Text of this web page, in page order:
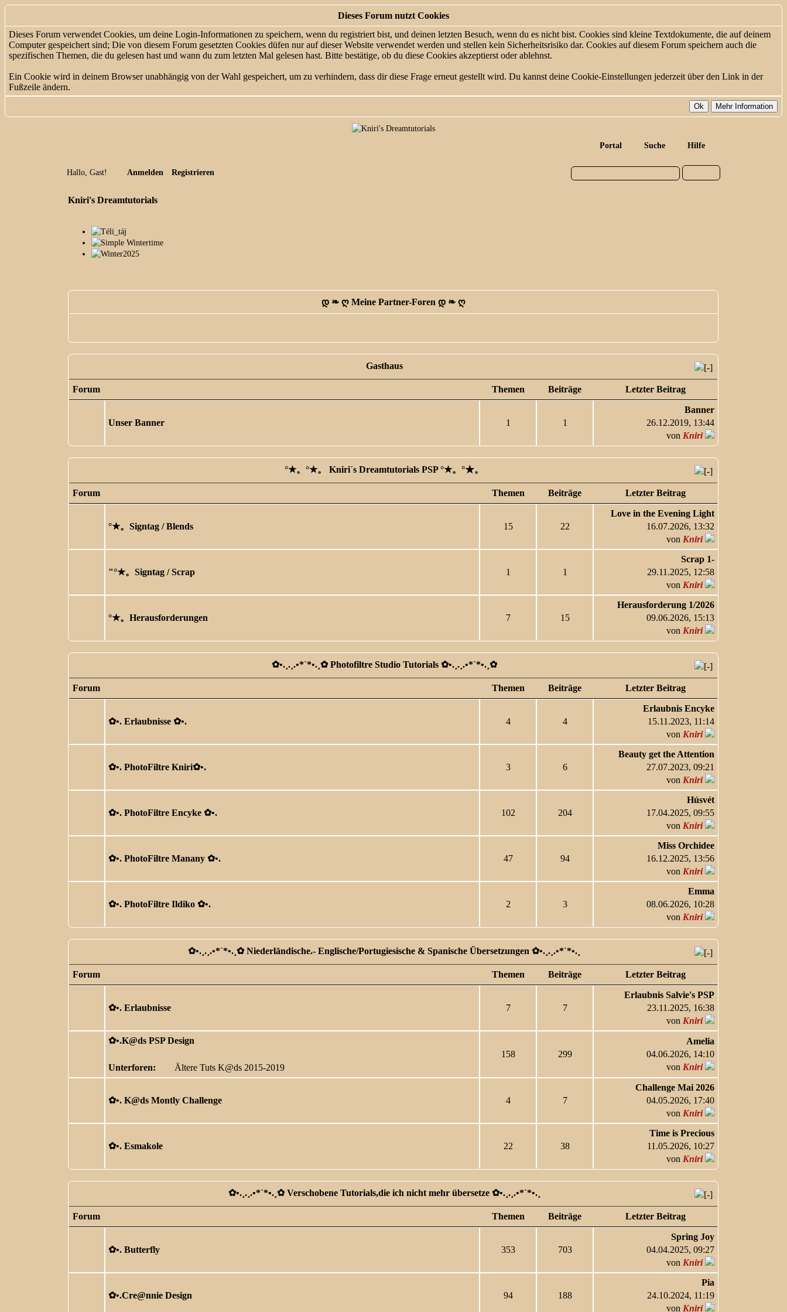
Dieses Forum nutzt Cookies
Dieses Forum verwendet Cookies, um deine Login-Informationen zu speichern, wenn du registriert bist, und deinen letzten Besuch, wenn du es nicht bist. Cookies sind kleine Textdokumente, die auf deinem
Computer gespeichert sind; Die von diesem Forum gesetzten Cookies düfen nur auf dieser Website verwendet werden und stellen kein Sicherheitsrisiko dar. Cookies auf diesem Forum speichern auch die
spezifischen Themen, die du gelesen hast und wann du zum letzten Mal gelesen hast. Bitte bestätige, ob du diese Cookies akzeptierst oder ablehnst.
Ein Cookie wird in deinem Browser unabhängig von der Wahl gespeichert, um zu verhindern, dass dir diese Frage erneut gestellt wird. Du kannst deine Cookie-Einstellungen jederzeit über den Link in der
Fußzeile ändern.
Portal Suche Hilfe
Hallo, Gast! Anmelden Registrieren
Kniri's Dreamtutorials
დ ❧ ღ Meine Partner-Foren დ ❧ ღ
Gasthaus
Forum Themen Beiträge Letzter Beitrag
Unser Banner 1 1
Banner
26.12.2019, 13:44
von Kniri
°★。°★。 Kniri´s Dreamtutorials PSP °★。°★。
Forum Themen Beiträge Letzter Beitrag
°★。Signtag / Blends 15 22
Love in the Evening Light
16.07.2026, 13:32
von Kniri
"°★。Signtag / Scrap 1 1
Scrap 1-
29.11.2025, 12:58
von Kniri
°★。Herausforderungen 7 15
Herausforderung 1/2026
09.06.2026, 15:13
von Kniri
✿ •.¸.¸.•*`*•.¸✿ Photofiltre Studio Tutorials ✿ •.¸.¸.•*`*•.¸✿
Forum Themen Beiträge Letzter Beitrag
✿ •. Erlaubnisse ✿ •. 4 4
Erlaubnis Encyke
15.11.2023, 11:14
von Kniri
✿ •. PhotoFiltre Kniri✿ •. 3 6
Beauty get the Attention
27.07.2023, 09:21
von Kniri
✿ •. PhotoFiltre Encyke ✿ •. 102 204
Húsvét
17.04.2025, 09:55
von Kniri
✿ •. PhotoFiltre Manany ✿ •. 47 94
Miss Orchidee
16.12.2025, 13:56
von Kniri
✿ •. PhotoFiltre Ildiko ✿ •. 2 3
Emma
08.06.2026, 10:28
von Kniri
✿ •.¸.¸.•*`*•.¸✿ Niederländische.- Englische/Portugiesische & Spanische Übersetzungen ✿ •.¸.¸.•*`*•.¸
Forum Themen Beiträge Letzter Beitrag
✿ •. Erlaubnisse 7 7
Erlaubnis Salvie's PSP
23.11.2025, 16:38
von Kniri
✿ •.K@ds PSP Design
Unterforen: Ältere Tuts K@ds 2015-2019
158 299
Amelia
04.06.2026, 14:10
von Kniri
✿ •. K@ds Montly Challenge 4 7
Challenge Mai 2026
04.05.2026, 17:40
von Kniri
✿ •. Esmakole 22 38
Time is Precious
11.05.2026, 10:27
von Kniri
✿ •.¸.¸.•*`*•.¸✿ Verschobene Tutorials,die ich nicht mehr übersetze ✿ •.¸.¸.•*`*•.¸
Forum Themen Beiträge Letzter Beitrag
✿ •. Butterfly 353 703
Spring Joy
04.04.2025, 09:27
von Kniri
✿ •.Cre@nnie Design 94 188
Pia
24.10.2024, 11:19
von Kniri